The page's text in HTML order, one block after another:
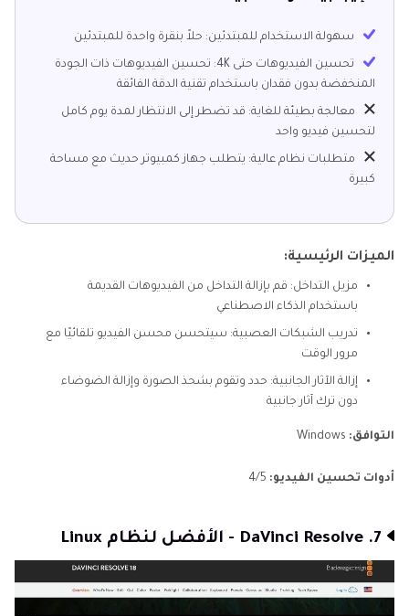
سهولة الاستخدام للمبتدئين: حلاً بنقرة واحدة للمبتدئين
تحسين الفيديوهات حتى 4K: تحسين الفيديوهات ذات الجودة
المنخفضة بدون فقدان باستخدام تقنية الدقة الفائقة
معالجة بطيئة للغاية: قد تضطر إلى الانتظار لمدة يوم كامل
لتحسين فيديو واحد
متطلبات نظام عالية: يتطلب جهاز كمبيوتر حديث مع مساحة
كبيرة
الميزات الرئيسية:
مزيل التداخل: قم بإزالة التداخل من الفيديوهات القديمة
باستخدام الذكاء الاصطناعي
تدريب الشبكات العصبية: سيتحسن محسن الفيديو تلقائيًا مع
مرور الوقت
إزالة الآثار الجانبية: حدد وتقوم بشحذ الصورة وإزالة الضوضاء
دون ترك آثار جانبية
التوافق:
أدوات تحسين الفيديو:
7. DaVinci Resolve - الأفضل لنظام Linux